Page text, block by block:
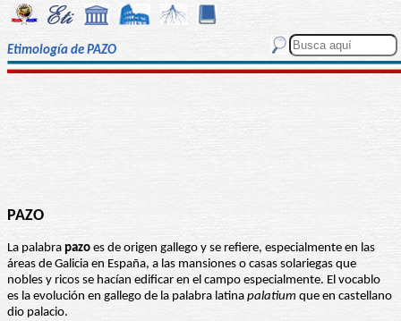
Etimología de PAZO
PAZO
La palabra pazo es de origen gallego y se refiere, especialmente en las
áreas de Galicia en España, a las mansiones o casas solariegas que
nobles y ricos se hacían edificar en el campo especialmente. El vocablo
es la evolución en gallego de la palabra latina palatium que en castellano
dio palacio.